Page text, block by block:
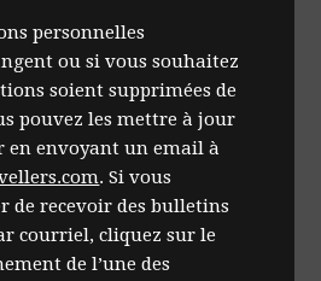
personnelles
ou si vous souhaitez
soient supprimées de
pouvez les mettre à jour
en envoyant un email à
. Si vous
de recevoir des bulletins
courriel, cliquez sur le
de l’une des